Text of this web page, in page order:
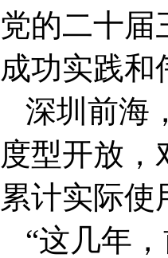
党的二十届
成功实践和
深圳前海
度型开放，
累计实际使
“这几年